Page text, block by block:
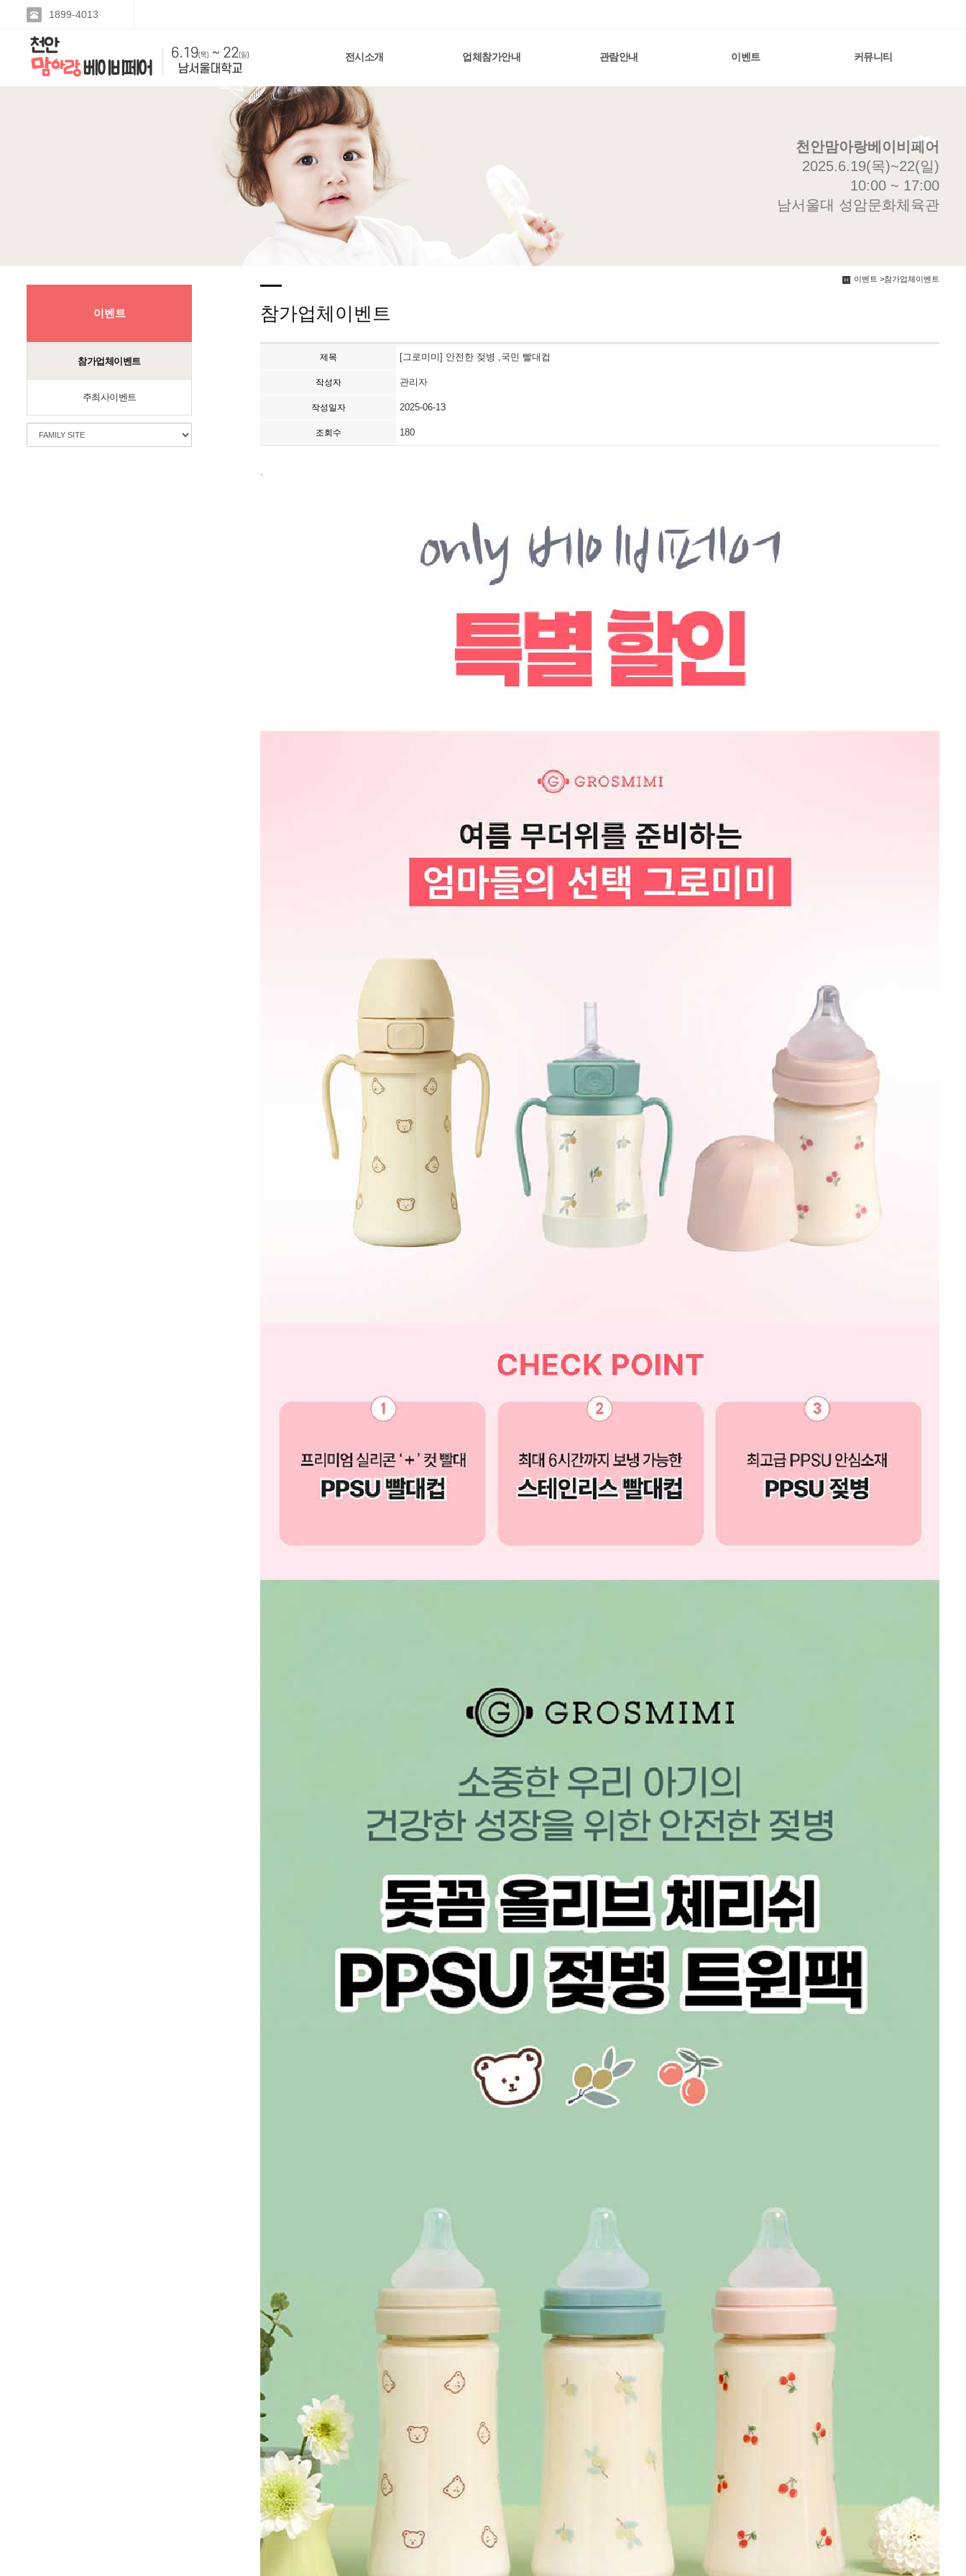
1899-4013
전시소개 업체참가안내 관람안내 이벤트 커뮤니티
천안맘아랑베이비페어
2025.6.19(목)~22(일)
10:00 ~ 17:00
남서울대 성암문화체육관
이벤트 >참가업체이벤트
이벤트
참가업체이벤트
주최사이벤트
참가업체이벤트
제목 [그로미미] 안전한 젖병 ,국민 빨대컵
작성자 관리자
작성일자 2025-06-13
조회수 180
.